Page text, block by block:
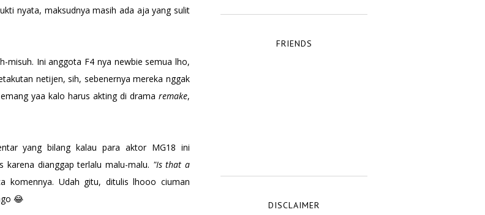
nyata, maksudnya masih ada aja yang sulit
misuh. Ini anggota F4 nya newbie semua lho,
netijen, sih, sebenernya mereka nggak
yaa kalo harus akting di drama remake,
yang bilang kalau para aktor MG18 ini
karena dianggap terlalu malu-malu. "Is that a
komennya. Udah gitu, ditulis lhooo ciuman
😂
FRIENDS
DISCLAIMER